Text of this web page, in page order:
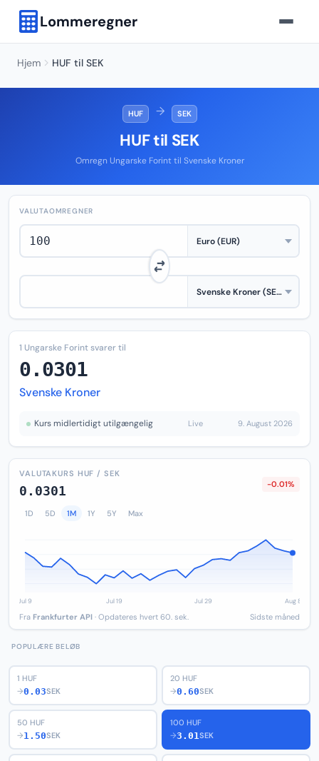
Lommeregner
Hjem HUF til SEK
HUF → SEK
HUF til SEK
Omregn Ungarske Forint til Svenske Kroner
VALUTAOMREGNER
1 Ungarske Forint svarer til
0.0301
Svenske Kroner
Kurs midlertidigt utilgængelig Live 9. August 2026
VALUTAKURS HUF / SEK
0.0301 -0.01%
1D 5D 1M 1Y 5Y Max
Fra Frankfurter API · Opdateres hvert 60. sek. Sidste måned
POPULÆRE BELØB
1 HUF
→0.03SEK
20 HUF
→0.60SEK
50 HUF
→1.50SEK
100 HUF
→3.01 SEK